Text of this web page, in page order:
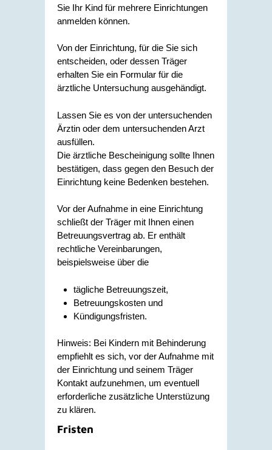
Sie Ihr Kind für mehrere Einrichtungen
anmelden können.
Von der Einrichtung, für die Sie sich
entscheiden, oder dessen Träger
erhalten Sie ein Formular für die
ärztliche Untersuchung ausgehändigt.
Lassen Sie es von der untersuchenden
Ärztin oder dem untersuchenden Arzt
ausfüllen.
Die ärztliche Bescheinigung sollte Ihnen
bestätigen, dass gegen den Besuch der
Einrichtung keine Bedenken bestehen.
Vor der Aufnahme in eine Einrichtung
schließt der Träger mit Ihnen einen
Betreuungsvertrag ab. Er enthält
rechtliche Vereinbarungen,
beispielsweise über die
tägliche Betreuungszeit,
Betreuungskosten und
Kündigungsfristen.
Hinweis: Bei Kindern mit Behinderung
empfiehlt es sich, vor der Aufnahme mit
der Einrichtung und seinem Träger
Kontakt aufzunehmen, um eventuell
erforderliche zusätzliche Unterstüzung
zu klären.
Fristen